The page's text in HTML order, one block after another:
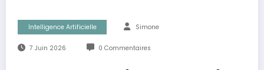
Intelligence Artificielle Simone
7 Juin 2026 0 Commentaires